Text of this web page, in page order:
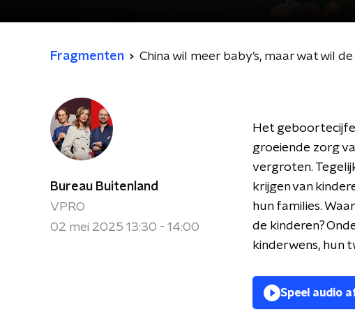
Fragmenten China wil meer baby's, maar wat wil
Bureau Buitenland
VPRO
02 mei 2025 13:30 - 14:00
Het
groeiende zorg
vergroten.
krijgen van
hun families.
de kinderen?
kinderwens, hun
Speel audio